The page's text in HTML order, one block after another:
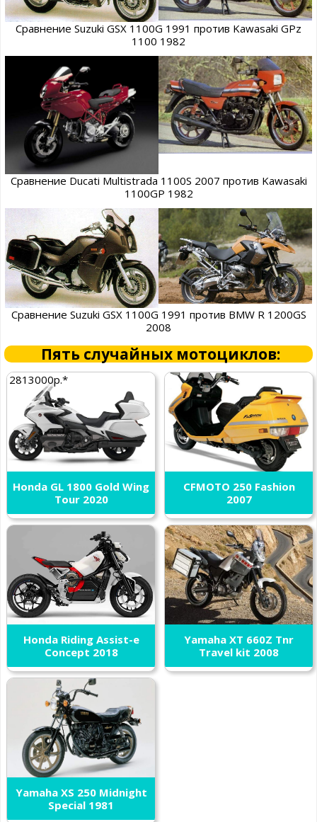
Сравнение Suzuki GSX 1100G 1991 против Kawasaki GPz
1100 1982
Сравнение Ducati Multistrada 1100S 2007 против Kawasaki
1100GP 1982
Сравнение Suzuki GSX 1100G 1991 против BMW R 1200GS
2008
Пять случайных мотоциклов:
2813000р.*
Honda GL 1800 Gold Wing
Tour 2020
CFMOTO 250 Fashion
2007
Honda Riding Assist-e
Concept 2018
Yamaha XT 660Z Tnr
Travel kit 2008
Yamaha XS 250 Midnight
Special 1981